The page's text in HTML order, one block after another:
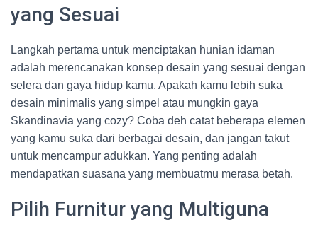
yang Sesuai
Langkah pertama untuk menciptakan hunian idaman
adalah merencanakan konsep desain yang sesuai dengan
selera dan gaya hidup kamu. Apakah kamu lebih suka
desain minimalis yang simpel atau mungkin gaya
Skandinavia yang cozy? Coba deh catat beberapa elemen
yang kamu suka dari berbagai desain, dan jangan takut
untuk mencampur adukkan. Yang penting adalah
mendapatkan suasana yang membuatmu merasa betah.
Pilih Furnitur yang Multiguna